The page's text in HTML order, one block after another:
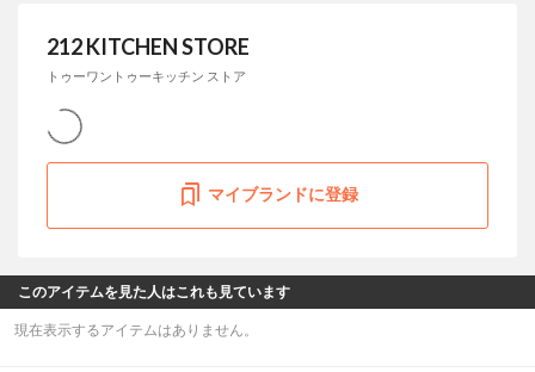
212 KITCHEN STORE
トゥーワントゥーキッチン ストア
マイブランドに登録
このアイテムを見た人はこれも見ています
現在表示するアイテムはありません。